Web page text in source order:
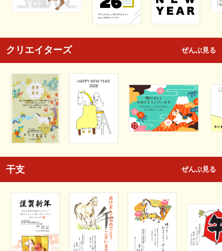
クリエイターズ ぜんぶ見る
干支 ぜんぶ見る